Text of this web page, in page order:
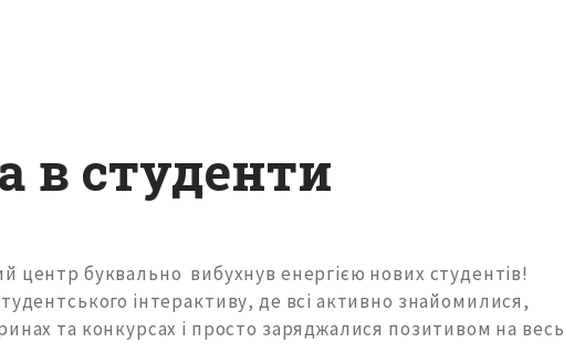
в студенти
центр буквально вибухнув енергією нових студентів!
інтерактиву, де всі активно знайомилися,
та конкурсах і просто заряджалися позитивом на весь